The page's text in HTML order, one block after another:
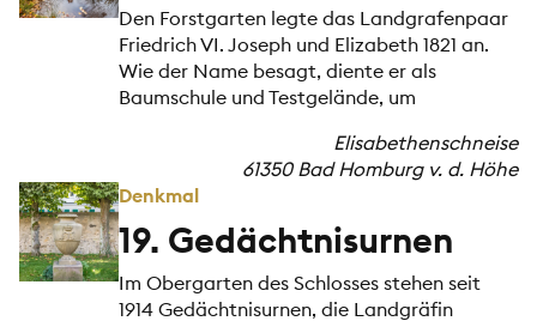
Den Forstgarten legte das Landgrafenpaar
Friedrich VI. Joseph und Elizabeth 1821 an.
Wie der Name besagt, diente er als
Baumschule und Testgelände, um
Elisabethenschneise
61350 Bad Homburg v. d. Höhe
Denkmal
19. Gedächtnisurnen
Im Obergarten des Schlosses stehen seit
1914 Gedächtnisurnen, die Landgräfin